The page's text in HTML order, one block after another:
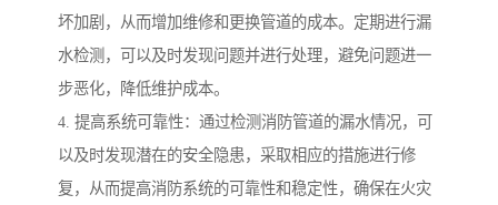
坏加剧，从而增加维修和更换管道的成本。定期进行漏
水检测，可以及时发现问题并进行处理，避免问题进一
步恶化，降低维护成本。
4. 提高系统可靠性：通过检测消防管道的漏水情况，可
以及时发现潜在的安全隐患，采取相应的措施进行修
复，从而提高消防系统的可靠性和稳定性，确保在火灾